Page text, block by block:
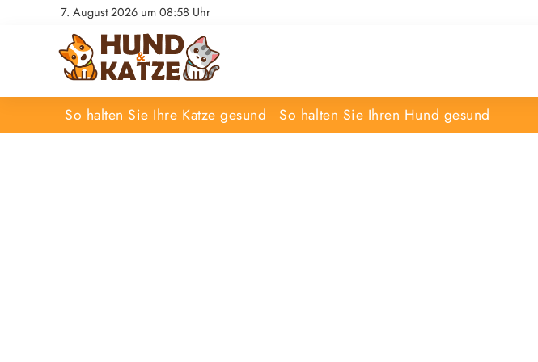
7. August 2026 um 08:58 Uhr
So halten Sie Ihre Katze gesund So halten Sie Ihren Hund gesund